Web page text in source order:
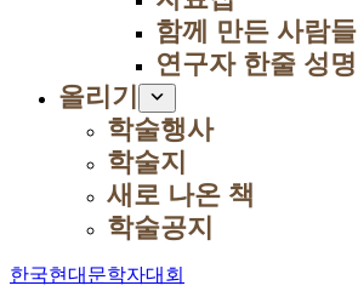
함께 만든 사람들
연구자 한줄 성명
올리기
학술행사
학술지
새로 나온 책
학술공지
한국현대문학자대회